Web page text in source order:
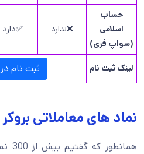
حساب
اسلامی
(سواپ فری)
❌ندارد ✅دارد
لینک ثبت نام ثبت نام
نماد های معاملاتی